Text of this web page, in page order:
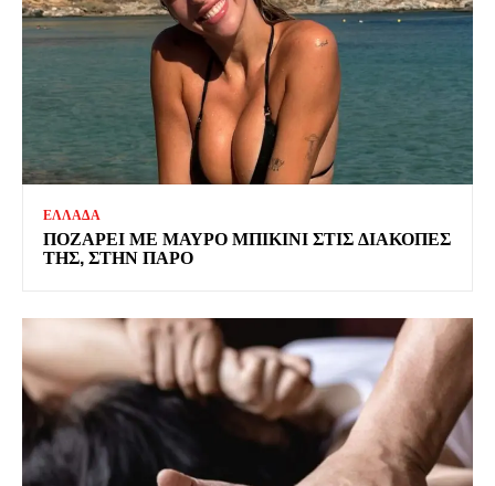
ΕΛΛΑΔΑ
ΠΟΖΑΡΕΙ ΜΕ ΜΑΥΡΟ ΜΠΙΚΙΝΙ ΣΤΙΣ ΔΙΑΚΟΠΕΣ
ΤΗΣ, ΣΤΗΝ ΠΑΡΟ